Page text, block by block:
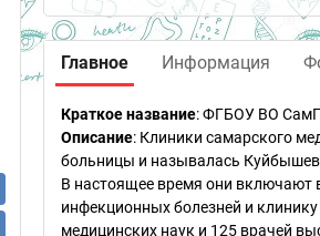
Главное Информация
Краткое название:ФГБОУ ВО
Описание: Клиники самарского
больницы и называлась
В настоящее время они включают
инфекционных болезней и
медицинских наук и 125 врачей